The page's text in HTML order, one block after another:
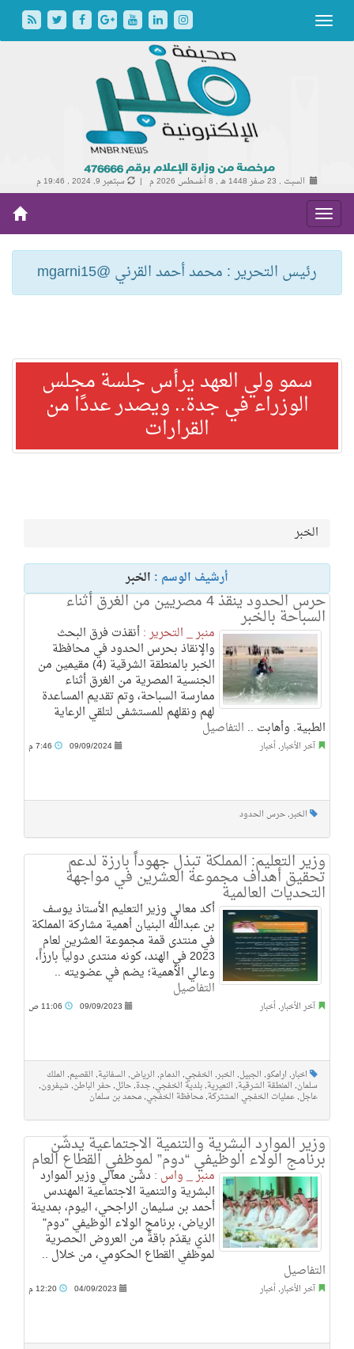
السبت , 23 صفر 1448 هـ , 8 أغسطس 2026 م | سبتمبر 9, 2024 , 19:46 م
رئيس التحرير : محمد أحمد القرني @mgarni15
سمو ولي العهد يرأس جلسة مجلس
الوزراء في جدة.. ويصدر عددًا من
القرارات
الخبر
أرشيف الوسم : الخبر
حرس الحدود ينقذ 4 مصريين من الغرق أثناء
السباحة بالخبر
منبر _ التحرير :أنقذت فرق البحث
والإنقاذ بحرس الحدود في محافظة
الخبر بالمنطقة الشرقية (4) مقيمين من
الجنسية المصرية من الغرق أثناء
ممارسة السباحة، وتم تقديم المساعدة
لهم ونقلهم للمستشفى لتلقي الرعاية
الطبية. وأهابت .. التفاصيل
آخر الأخبار, أخبار 09/09/2024
الخبر, حرس الحدود
وزير التعليم: المملكة تبذل جهوداً بارزة لدعم
تحقيق أهداف مجموعة العشرين في مواجهة
التحديات العالمية
أكد معالي وزير التعليم الأستاذ يوسف
بن عبدالله البنيان أهمية مشاركة المملكة
في منتدى قمة مجموعة العشرين لعام
2023 في الهند، كونه منتدى دولياً بارزاً،
وعالي الأهمية؛ يضم في عضويته ..
التفاصيل
آخر الأخبار, أخبار 09/09/2023
اخبار, ارامكو, الجبيل, الخبر, الخفجي, الدمام, الرياض, السفانية, القصيم, الملك
سلمان, المنطقة الشرقية, النعيرية, بلدية الخفجي, جدة, حائل, حفر الباطن, شيفرون,
عاجل, عمليات الخفجي المشتركة, محافظة الخفجي, محمد بن سلمان
وزير الموارد البشرية والتنمية الاجتماعية يدشّن
برنامج الولاء الوظيفي “دوم” لموظفي القطاع العام
منبر _ واس : دشّن معالي وزير الموارد
البشرية والتنمية الاجتماعية المهندس
أحمد بن سليمان الراجحي، اليوم، بمدينة
الرياض، برنامج الولاء الوظيفي "دوم"
الذي يقدّم باقةً من العروض الحصرية
لموظفي القطاع الحكومي، من خلال ..
التفاصيل
آخر الأخبار, أخبار 04/09/2023